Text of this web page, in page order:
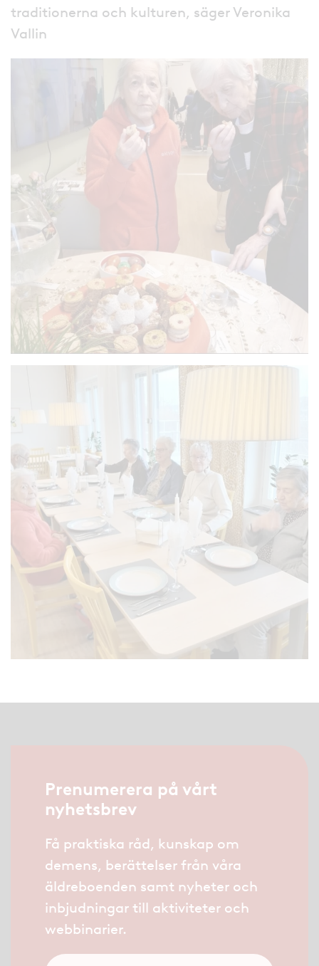
traditionerna och kulturen, säger Veronika
Vallin
Prenumerera på vårt
nyhetsbrev
Få praktiska råd, kunskap om
demens, berättelser från våra
äldreboenden samt nyheter och
inbjudningar till aktiviteter och
webbinarier.